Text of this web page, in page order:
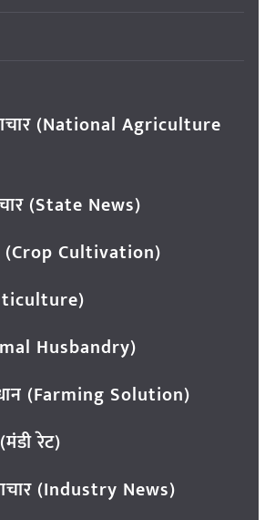
(National Agriculture
(State News)
Cultivation)
Husbandry)
(Farming Solution)
रेट)
(Industry News)